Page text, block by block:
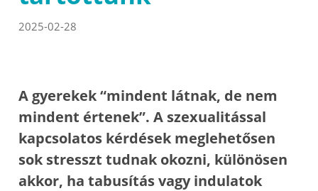
2025-02-28
A gyerekek “mindent látnak, de nem
mindent értenek”. A szexualitással
kapcsolatos kérdések meglehetősen
sok stresszt tudnak okozni, különösen
akkor, ha tabusítás vagy indulatok